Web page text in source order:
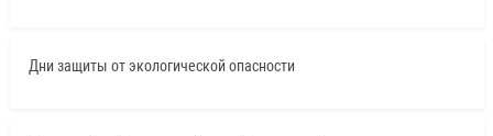
Дни защиты от экологической опасности